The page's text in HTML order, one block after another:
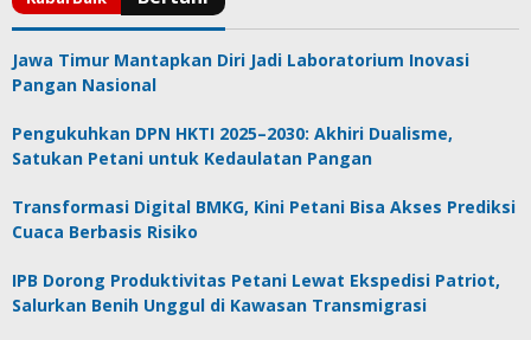
Jawa Timur Mantapkan Diri Jadi Laboratorium Inovasi
Pangan Nasional
Pengukuhkan DPN HKTI 2025–2030: Akhiri Dualisme,
Satukan Petani untuk Kedaulatan Pangan
Transformasi Digital BMKG, Kini Petani Bisa Akses Prediksi
Cuaca Berbasis Risiko
IPB Dorong Produktivitas Petani Lewat Ekspedisi Patriot,
Salurkan Benih Unggul di Kawasan Transmigrasi